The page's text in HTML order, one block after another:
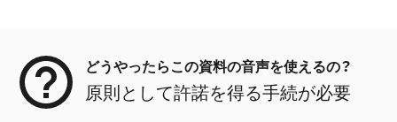
どうやったらこの資料の音声を使えるの？
原則として許諾を得る手続が必要